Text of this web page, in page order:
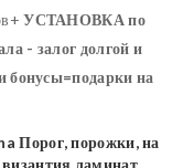
УСТАНОВКАпо
- залог долгой и
бонусы=подарки на